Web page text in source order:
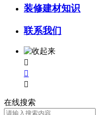
装修建材知识
联系我们



在线搜索